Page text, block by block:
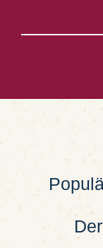
springen
Der